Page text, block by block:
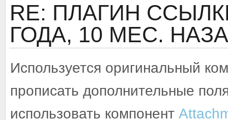
RE: ПЛАГИН
ГОДА, 10 МЕС.
Используется оригинальный
прописать дополнительные
использовать компонент